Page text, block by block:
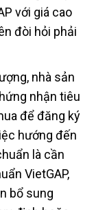
với giá cao
đòi hỏi phải
nhà sản
nhận tiêu
để đăng ký
hướng đến
là cần
VietGAP,
bổ sung